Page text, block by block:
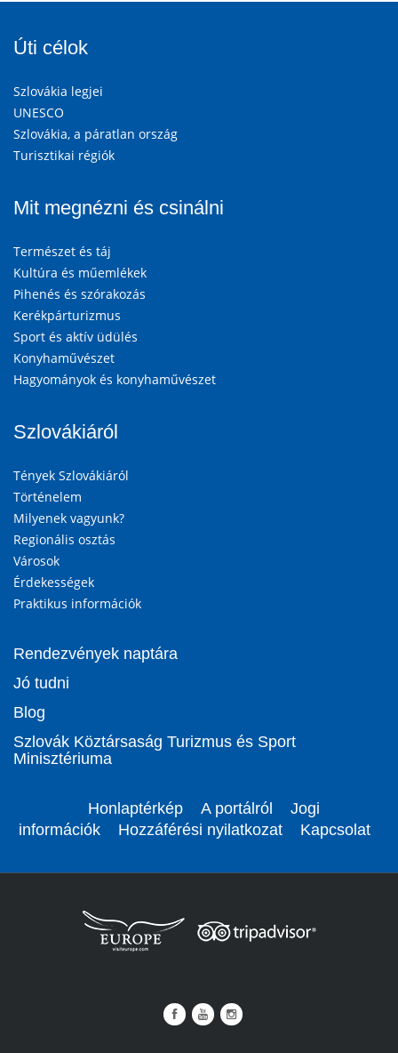
Úti célok
Szlovákia legjei
UNESCO
Szlovákia, a páratlan ország
Turisztikai régiók
Mit megnézni és csinálni
Természet és táj
Kultúra és műemlékek
Pihenés és szórakozás
Kerékpárturizmus
Sport és aktív üdülés
Konyhaművészet
Hagyományok és konyhaművészet
Szlovákiáról
Tények Szlovákiáról
Történelem
Milyenek vagyunk?
Regionális osztás
Városok
Érdekességek
Praktikus információk
Rendezvények naptára
Jó tudni
Blog
Szlovák Köztársaság Turizmus és Sport
Minisztériuma
Honlaptérkép A portálról
Jogi
információk
Hozzáférési nyilatkozat Kapcsolat